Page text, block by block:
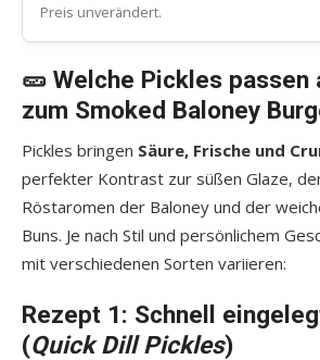
Preis unverändert.
🥒 Welche Pickles passen
zum Smoked Baloney
Pickles bringen Säure, Frische und
perfekter Kontrast zur süßen Glaze,
Röstaromen der Baloney und der
Buns. Je nach Stil und persönlichem
mit verschiedenen Sorten variieren:
Rezept 1: Schnell
(Quick Dill Pickles)